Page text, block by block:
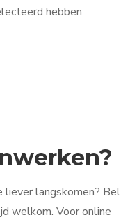
hebben
langskomen? Bel
welkom. Voor online